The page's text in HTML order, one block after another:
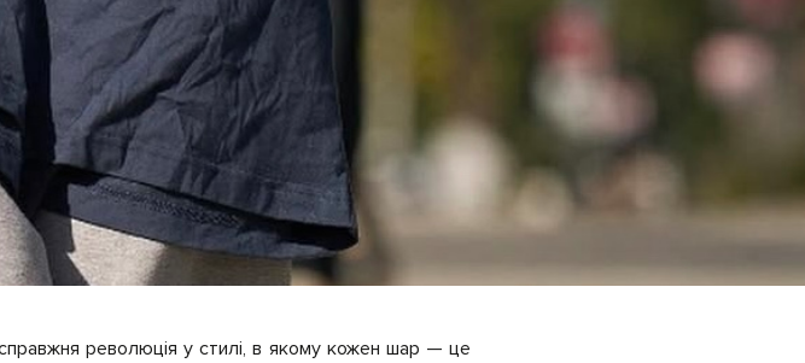
революція у стилі, в якому кожен шар — це